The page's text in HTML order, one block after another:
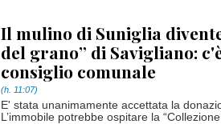
Il mulino di Suniglia
del grano” di Savigliano:
consiglio comunale
(h. 11:07)
E' stata unanimamente accettata la
L’immobile potrebbe ospitare la